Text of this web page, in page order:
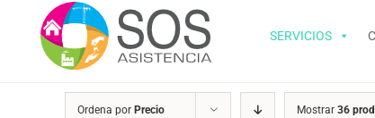
contenido
SERVICIOS
Ordena por Precio Mostrar 36